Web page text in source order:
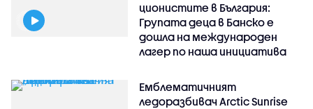
ционистите в България:
Групата деца в Банско е
дошла на международен
лагер по наша инициатива
Емблематичният
ледоразбивач Arctic Sunrise